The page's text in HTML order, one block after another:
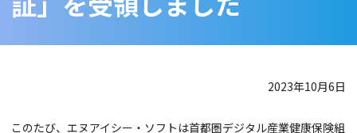
2023年10月6日
このたび、エヌアイシー・ソフトは首都圏デジタル産業健康保険組